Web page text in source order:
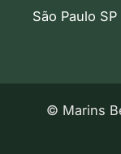
São Paulo SP
© Marins